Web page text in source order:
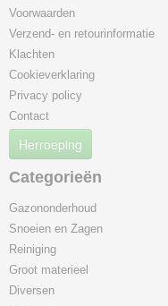
Voorwaarden
Verzend- en retourinformatie
Klachten
Cookieverklaring
Privacy policy
Contact
Herroeping
Categorieën
Gazononderhoud
Snoeien en Zagen
Reiniging
Groot materieel
Diversen